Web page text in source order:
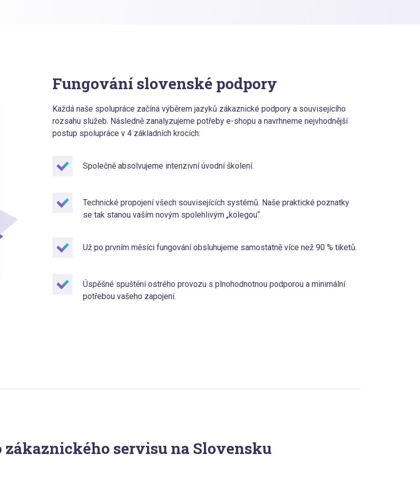
Fungování slovenské podpory
Každá naše spolupráce začíná výběrem jazyků zákaznické podpory a souvisejícího
rozsahu služeb. Následně zanalyzujeme potřeby e-shopu a navrhneme nejvhodnější
postup spolupráce v 4 základních krocích:
Společně absolvujeme intenzivní úvodní školení.
Technické propojení všech souvisejících systémů. Naše praktické poznatky
se tak stanou vaším novým spolehlivým „kolegou“.
Už po prvním měsíci fungování obsluhujeme samostatně více než 90 % tiketů.
Úspěšné spuštění ostrého provozu s plnohodnotnou podporou a minimální
potřebou vašeho zapojení.
servisu na Slovensku